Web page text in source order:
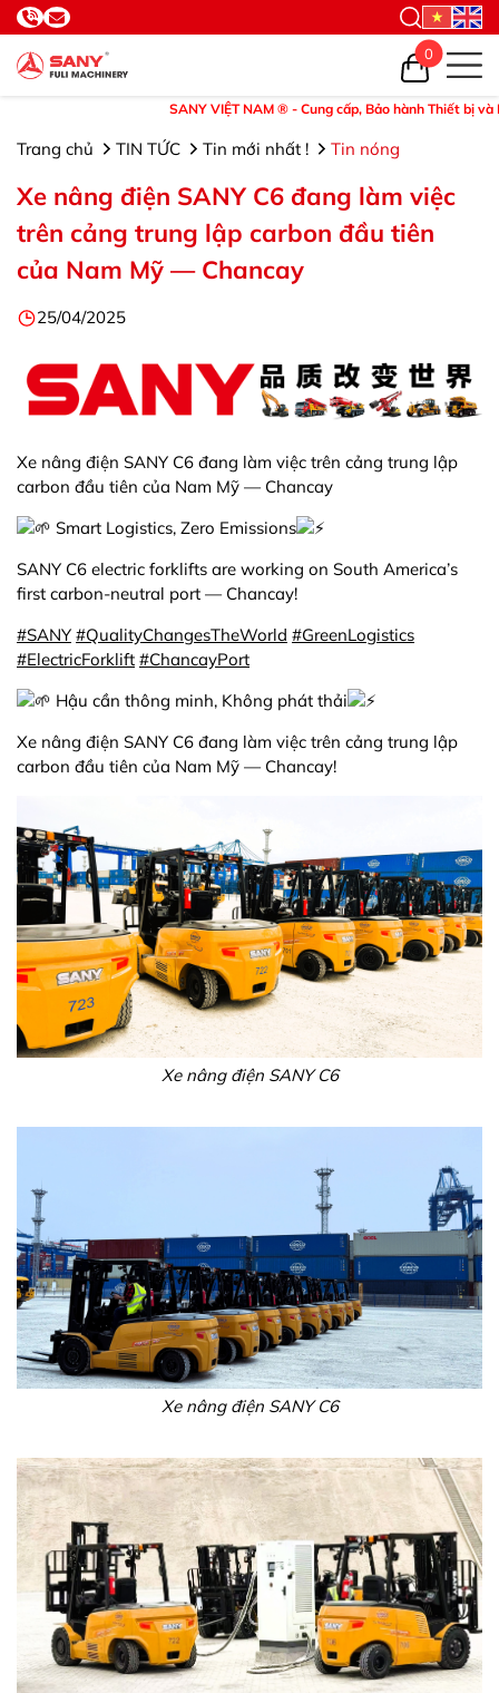
SANY VIỆT NAM ® - Cung cấp, Bảo hành Thiết bị và Phụ
0
Trang chủ TIN TỨC Tin mới nhất ! Tin nóng
Xe nâng điện SANY C6 đang làm việc
trên cảng trung lập carbon đầu tiên
của Nam Mỹ — Chancay
25/04/2025
Xe nâng điện SANY C6 đang làm việc trên cảng trung lập
carbon đầu tiên của Nam Mỹ — Chancay
Smart Logistics, Zero Emissions
SANY C6 electric forklifts are working on South America’s
first carbon-neutral port — Chancay!
#SANY #QualityChangesTheWorld #GreenLogistics
#ElectricForklift #ChancayPort
Hậu cần thông minh, Không phát thải
Xe nâng điện SANY C6 đang làm việc trên cảng trung lập
carbon đầu tiên của Nam Mỹ — Chancay!
Xe nâng điện SANY C6
Xe nâng điện SANY C6